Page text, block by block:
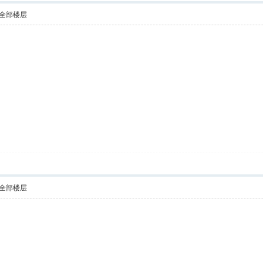
部楼层
部楼层